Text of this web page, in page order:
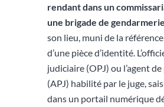
rendantdans un
une brigade de gendarmerie
son lieu, muni de la
d’une pièce d’identité.
judiciaire (OPJ) ou l’agent
(APJ) habilité par le juge,
dans un portail numérique